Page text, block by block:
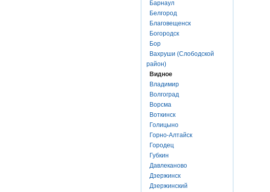
Барнаул
Белгород
Благовещенск
Богородск
Бор
Вахруши (Слободской
район)
Видное
Владимир
Волгоград
Ворсма
Воткинск
Голицыно
Горно-Алтайск
Городец
Губкин
Давлеканово
Дзержинск
Дзержинский